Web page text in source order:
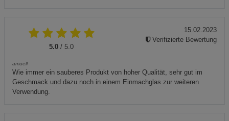
5.0 / 5.0
amuell
Wie immer ein sauberes Produkt von hoher Qualität, sehr gut im
Geschmack und dazu noch in einem Einmachglas zur weiteren
Verwendung.
15.02.2023
Verifizierte Bewertung